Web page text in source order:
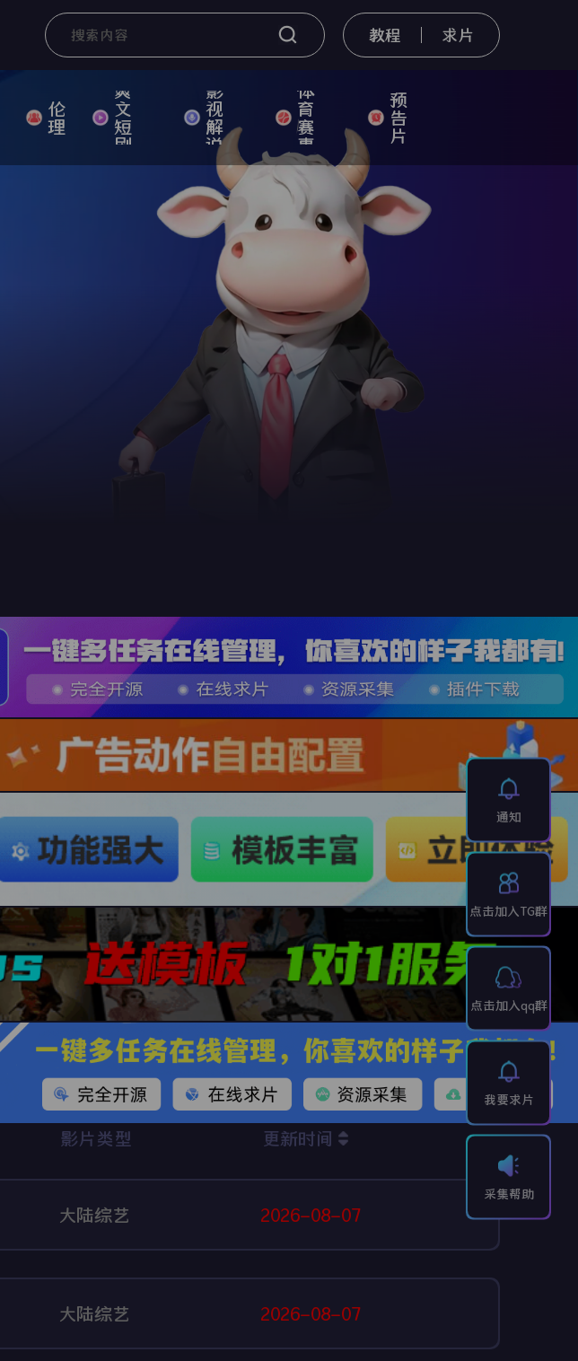
教程 求片
伦
理
爽
文
短
剧
影
视
解
说
体
育
赛
事
预
告
片
影片类型 更新时间
大陆综艺 2026-08-07
大陆综艺 2026-08-07
通知
点击加入TG群
点击加入qq群
我要求片
采集帮助